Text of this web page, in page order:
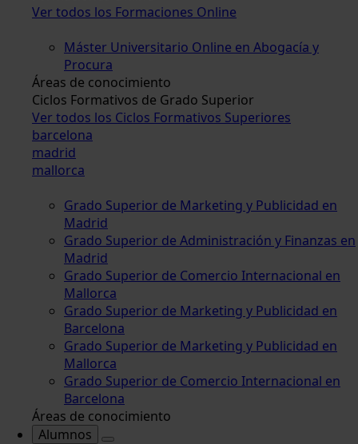
Ver todos los Formaciones Online
Máster Universitario Online en Abogacía y
Procura
Áreas de conocimiento
Ciclos Formativos de Grado Superior
Ver todos los Ciclos Formativos Superiores
barcelona
madrid
mallorca
Grado Superior de Marketing y Publicidad en
Madrid
Grado Superior de Administración y Finanzas en
Madrid
Grado Superior de Comercio Internacional en
Mallorca
Grado Superior de Marketing y Publicidad en
Barcelona
Grado Superior de Marketing y Publicidad en
Mallorca
Grado Superior de Comercio Internacional en
Barcelona
Áreas de conocimiento
Alumnos